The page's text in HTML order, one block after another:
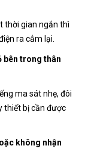
thời gian ngắn thì
ra cắm lại.
bên trong thân
ma sát nhẹ, đôi
thiết bị cần được
không nhận